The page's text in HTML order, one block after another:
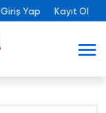
Giriş Yap Kayıt Ol